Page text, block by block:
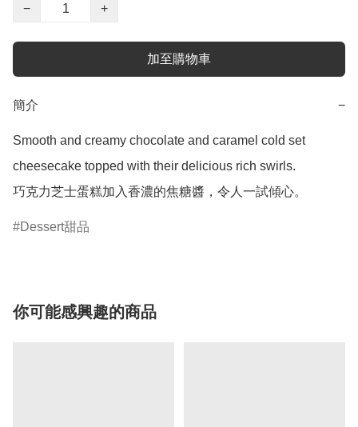
−
+
加至購物車
簡介 −
Smooth and creamy chocolate and caramel cold set
cheesecake topped with their delicious rich swirls.
巧克力芝士蛋糕加入香濃的焦糖醬，令人一試傾心。
Dessert甜品
你可能感興趣的商品